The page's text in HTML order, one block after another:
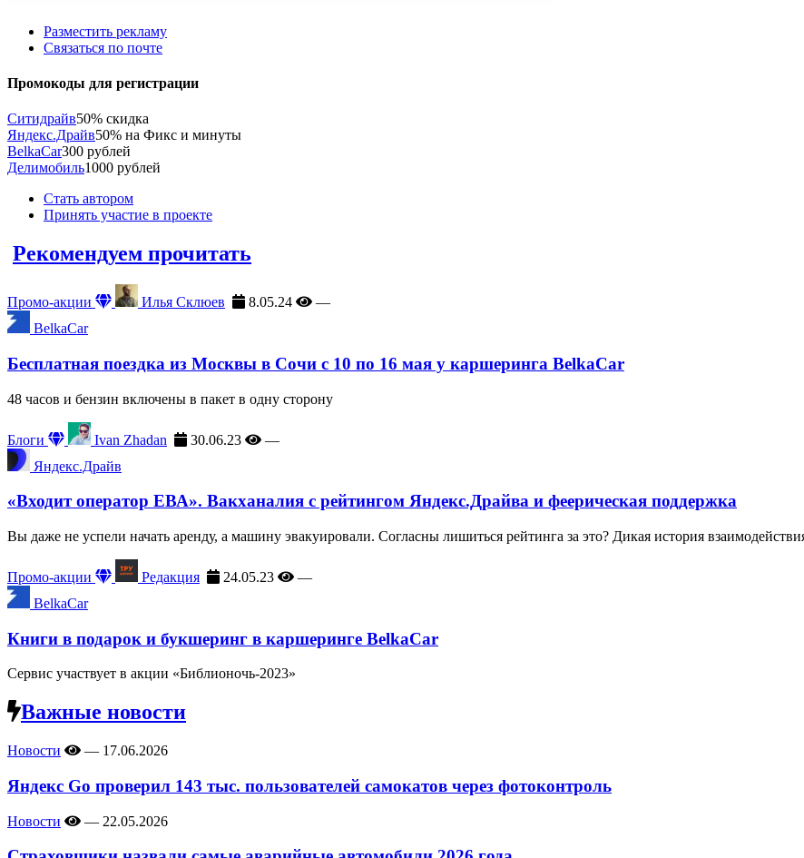
Разместить рекламу
Связаться по почте
Промокоды для регистрации
Ситидрайв50% скидка
Яндекс.Драйв50% на Фикс и минуты
BelkaCar300 рублей
Делимобиль1000 рублей
Стать автором
Принять участие в проекте
Рекомендуем прочитать
Промо-акции Илья Склюев 8.05.24
—
BelkaCar
Бесплатная поездка из Москвы в Сочи с 10 по 16 мая у каршеринга BelkaCar
48 часов и бензин включены в пакет в одну сторону
Блоги Ivan Zhadan 30.06.23
—
Яндекс.Драйв
«Входит оператор ЕВА». Вакханалия с рейтингом Яндекс.Драйва и феерическая поддержка
Вы даже не успели начать аренду, а машину эвакуировали. Согласны лишиться рейтинга за это? Дикая история
Промо-акции Редакция 24.05.23
—
BelkaCar
Книги в подарок и букшеринг в каршеринге BelkaCar
Сервис участвует в акции «Библионочь-2023»
Важные новости
Новости — 17.06.2026
Яндекс Go проверил 143 тыс. пользователей самокатов через фотоконтроль
Новости — 22.05.2026